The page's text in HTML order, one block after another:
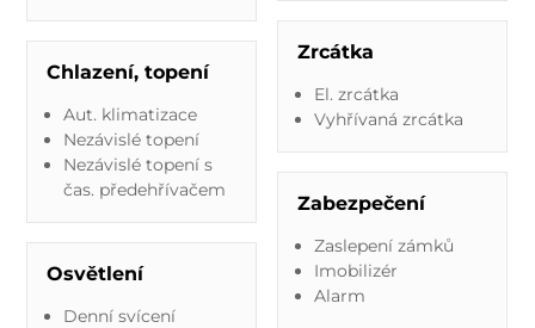
Chlazení, topení
Aut. klimatizace
Nezávislé topení
Nezávislé topení s
čas. předehřívačem
Osvětlení
Denní svícení
Zrcátka
El. zrcátka
Vyhřívaná zrcátka
Zabezpečení
Zaslepení zámků
Imobilizér
Alarm